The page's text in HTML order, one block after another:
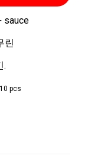
sauce
린
.
pcs